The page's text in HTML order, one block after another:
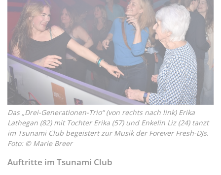
Das „Drei-Generationen-Trio“ (von rechts nach link) Erika
Lathegan (82) mit Tochter Erika (57) und Enkelin Liz (24) tanzt
im Tsunami Club begeistert zur Musik der Forever Fresh-DJs.
Foto: © Marie Breer
Auftritte im Tsunami Club